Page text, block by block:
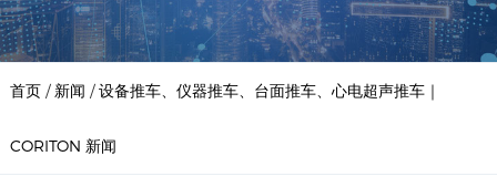
首页/ 新闻 /设备推车、仪器推车、台面推车、心电超声推车｜
CORITON 新闻